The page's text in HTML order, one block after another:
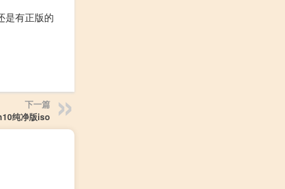
是有正版的
下一篇
纯净版iso